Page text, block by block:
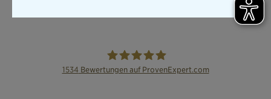
1534 Bewertungen auf ProvenExpert.com